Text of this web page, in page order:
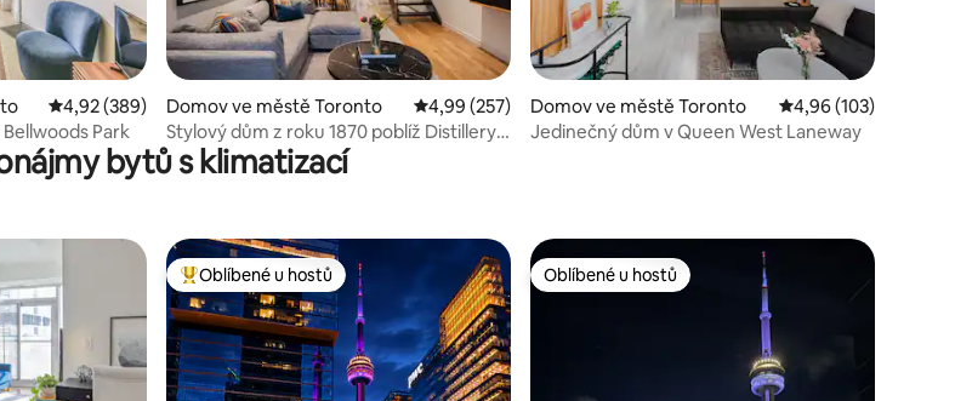
Průměrné hodnocení 4,92 z 5, 389 hodnocení
4,92 (389)
Park
Domov ve městě Toronto Průměrné hodnocení 4,99 z 5, 257 hodnocení
4,99 (257)
Stylový dům z roku 1870 poblíž Distillery
District a Old Toronto
Domov ve městě Toronto Průměrné hodnocení
4,96 (103)
Jedinečný dům v Queen West Laneway
bytů s klimatizací
Nejlepší v kategorii Oblíbené u hostů
Oblíbené u hostů Oblíbené u hostů
Oblíbené u hostů